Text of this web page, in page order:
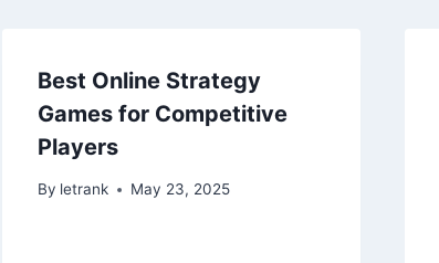
Best Online Strategy
Games for Competitive
Players
By letrank May 23, 2025